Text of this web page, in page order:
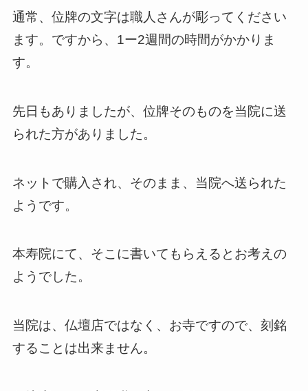
通常、位牌の文字は職人さんが彫ってください
ます。ですから、1ー2週間の時間がかかりま
す。
先日もありましたが、位牌そのものを当院に送
られた方がありました。
ネットで購入され、そのまま、当院へ送られた
ようです。
本寿院にて、そこに書いてもらえるとお考えの
ようでした。
当院は、仏壇店ではなく、お寺ですので、刻銘
することは出来ません。